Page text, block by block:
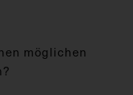
möglichen